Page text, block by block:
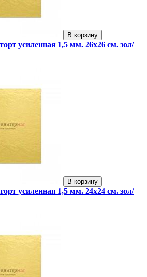
В корзину
усиленная 1,5 мм. 26х26 см. зол/
В корзину
усиленная 1,5 мм. 24х24 см. зол/